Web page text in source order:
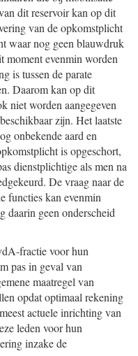
dit reservoir kan op dit
van de opkomstplicht
waar nog geen blauwdruk
moment evenmin worden
is tussen de parate
Daarom kan op dit
niet worden aangegeven
zijn. Het laatste
onbekende aard en
is opgeschort,
dienstplichtige als men na
De vraag naar de
functies kan evenmin
daarin geen onderscheid
fractie voor hun
pas in geval van
maatregel van
opdat optimaal rekening
actuele inrichting van
leden voor hun
inzake de